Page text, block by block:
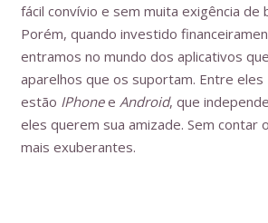
fácil convívio e sem muita exigência de
Porém, quando investido
entramos no mundo dos aplicativos
aparelhos que os suportam. Entre eles
estão IPhonee Android, que
eles querem sua amizade. Sem contar
mais exuberantes.